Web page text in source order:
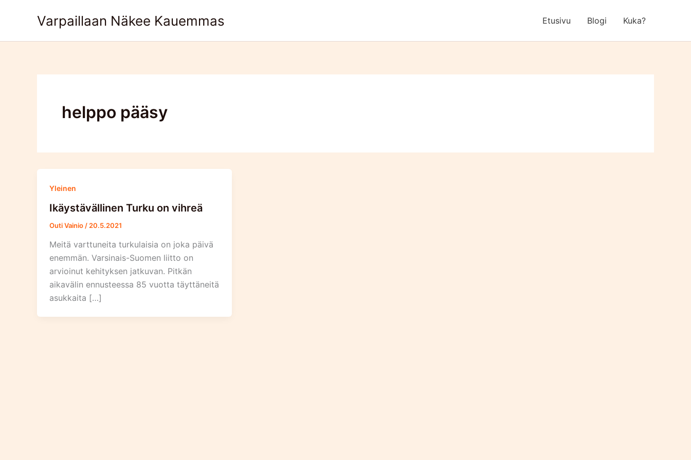
Varpaillaan Näkee Kauemmas Etusivu Blogi Kuka?
helppo pääsy
Yleinen
Ikäystävällinen Turku on vihreä
Outi Vainio / 20.5.2021
Meitä varttuneita turkulaisia on joka päivä
enemmän. Varsinais-Suomen liitto on
arvioinut kehityksen jatkuvan. Pitkän
aikavälin ennusteessa 85 vuotta täyttäneitä
asukkaita […]